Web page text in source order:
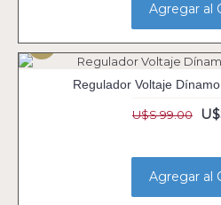
Agregar al
Regulador Voltaje
U$S 99.00
Agregar al